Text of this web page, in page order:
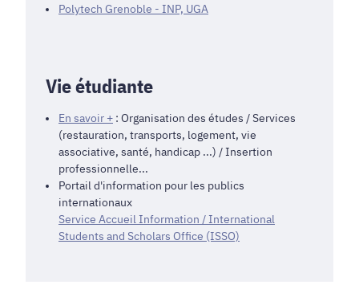
Polytech Grenoble - INP, UGA
Vie étudiante
En savoir + : Organisation des études / Services
(restauration, transports, logement, vie
associative, santé, handicap ...) / Insertion
professionnelle...
Portail d'information pour les publics
internationaux
Service Accueil Information / International
Students and Scholars Office (ISSO)